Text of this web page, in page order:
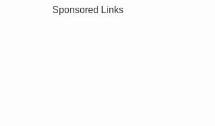
Sponsored Links